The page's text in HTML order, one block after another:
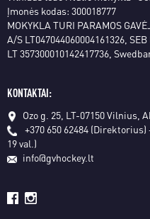
Įmonės kodas: 300018777
MOKYKLA TURI PARAMOS
A/S LT047044060004161326,
LT 357300010142417736,
KONTAKTAI:
Ozo g. 25, LT-07150 Vilnius,
+370 650 62484 (Direktorius)
19 val.)
info@gvhockey.lt